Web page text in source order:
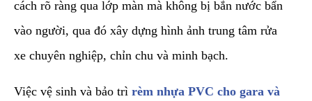
cách rõ ràng qua lớp màn mà không bị bắn nước bẩn
vào người, qua đó xây dựng hình ảnh trung tâm rửa
xe chuyên nghiệp, chỉn chu và minh bạch.
​Việc vệ sinh và bảo trì rèm nhựa PVC cho gara và